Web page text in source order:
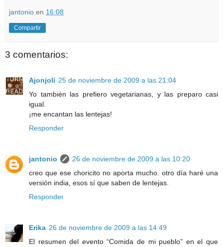
jantonio en 16:08
Compartir
3 comentarios:
Ajonjoli 25 de noviembre de 2009 a las 21:04
Yo también las prefiero vegetarianas, y las preparo casi
igual.
¡me encantan las lentejas!
Responder
jantonio
26 de noviembre de 2009 a las 10:20
creo que ese choricito no aporta mucho. otro día haré una
versión india, esos sí que saben de lentejas.
Responder
Erika 26 de noviembre de 2009 a las 14:49
El resumen del evento “Comida de mi pueblo” en el que